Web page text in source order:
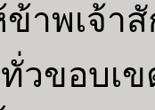
าพเจ้า
วขอบเ